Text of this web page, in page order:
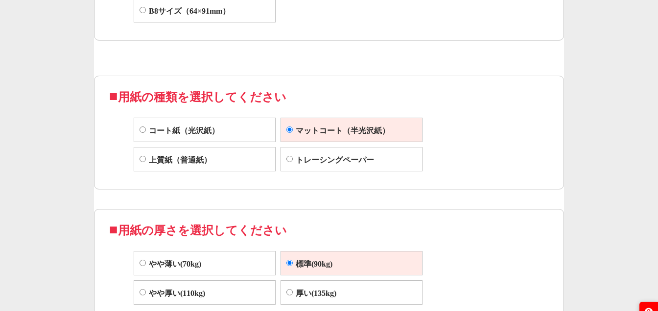
B8サイズ（64×91mm）
用紙の種類を選択してください
コート紙（光沢紙） マットコート（半光沢紙）
上質紙（普通紙） トレーシングペーパー
用紙の厚さを選択してください
やや薄い(70kg) 標準(90kg)
やや厚い(110kg) 厚い(135kg)